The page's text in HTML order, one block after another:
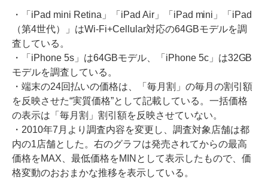
・「iPad mini Retina」「iPad Air」「iPad mini」「iPad
（第4世代）」はWi-Fi+Cellular対応の64GBモデルを調
査している。
・「iPhone 5s」は64GBモデル、「iPhone 5c」は32GB
モデルを調査している。
・端末の24回払いの価格は、「毎月割」の毎月の割引額
を反映させた“実質価格”として記載している。一括価格
の表示は「毎月割」割引額を反映させていない。
・2010年7月より調査内容を変更し、調査対象店舗は都
内の1店舗とした。右のグラフは発売されてからの最高
価格をMAX、最低価格をMINとして表示したもので、価
格変動のおおまかな推移を表示している。